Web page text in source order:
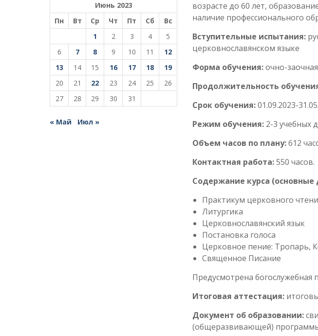
возрасте до 60 лет,
наличие профессионального
Вступительные испытания:
церковнославянском языке
Форма обучения:очно-
Продолжительность
Срок обучения:01.09.2023-
Режим обучения:2-3 учебных
Объем часов по плану:612
Контактная работа:550 часов.
Содержание курса
Практикум церковного
Литургика
Церковнославянский язык
Постановка голоса
Церковное пение: Тропарь,
Священное Писание
Предусмотрена богослужебная
Итоговая аттестация:
Документ об образовании:
(общеразвивающей)
Июнь 2023
Пн
Вт Ср Чт Пт Сб
Вс
1
2 3 4
5
6
7 8 9 10 11
12
13
14 15 16 17 18
19
20
21 22 23 24 25
26
27
28 29 30 31
« Май Июл »